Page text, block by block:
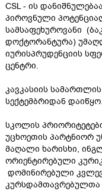
CSL - ის
პიროვნული
სამსაფეხუროვანი
დოქტორანტურა)
იურისპრუდენციის
ცენტრი.
კავკასიის
სექტემბრიდან დაიწყო.
სკოლის
უცხოეთის პარტნიორ
მაღალი ხარისხი,
ორიენტირებული
დომინირებული
კურსდამთავრებულთა